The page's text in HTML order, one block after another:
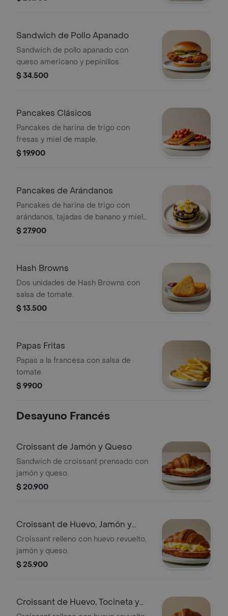
Sandwich de Pollo Apanado
Sandwich de pollo apanado con
queso americano y pepinillos.
$ 34.500
Pancakes Clásicos
Pancakes de harina de trigo con
fresas y miel de maple.
$ 19.900
Pancakes de Arándanos
Pancakes de harina de trigo con
arándanos, tajadas de banano y miel
de maple.
$ 27.900
Hash Browns
Dos unidades de Hash Browns con
salsa de tomate.
$ 13.500
Papas Fritas
Papas a la francesa con salsa de
tomate.
$ 9900
Desayuno Francés
Croissant de Jamón y Queso
Sandwich de croissant prensado con
jamón y queso.
$ 20.900
Croissant de Huevo, Jamón y
Queso
Croissant relleno con huevo revuelto,
jamón y queso.
$ 25.900
Croissant de Huevo, Tocineta y